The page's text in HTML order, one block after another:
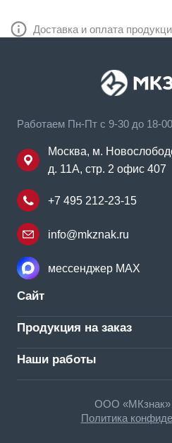
Доставка и оплата
Работаем Пн-Пт с 9-30 до 18-00
Москва, м.
д. 11А, стр. 2 офис 407
+7 495 212-23-15
info@mkznak.ru
мессенджер MAX
Сайт
Продукция на заказ
Наши работы
ООО «МКзнак»
Политика